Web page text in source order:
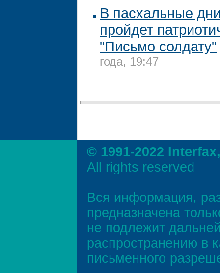
В пасхальные
пройдет
"Письмо солдату"
года, 19:47
© 1991-2022
All rights reserved
Вся информация,
предназначена
не подлежит
распространению в
письменного